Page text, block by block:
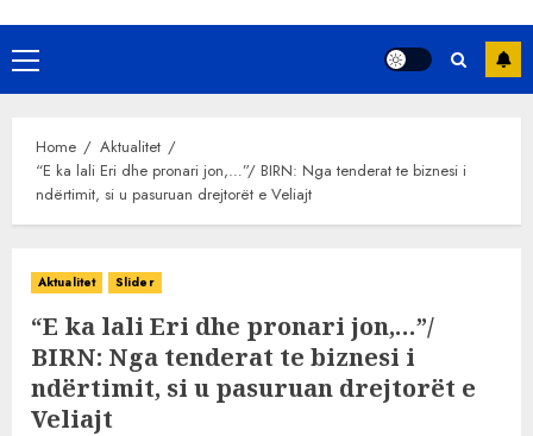
Primary
Menu
Home
Aktualitet
“E ka lali Eri dhe pronari jon,…”/ BIRN: Nga tenderat te biznesi i
ndërtimit, si u pasuruan drejtorët e Veliajt
Aktualitet Slider
“E ka lali Eri dhe pronari jon,…”/
BIRN: Nga tenderat te biznesi i
ndërtimit, si u pasuruan drejtorët e
Veliajt